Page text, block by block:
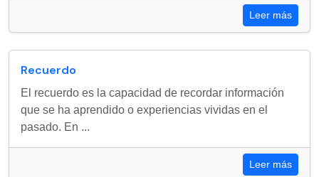
Leer más
Recuerdo
El recuerdo es la capacidad de recordar información
que se ha aprendido o experiencias vividas en el
pasado. En ...
Leer más